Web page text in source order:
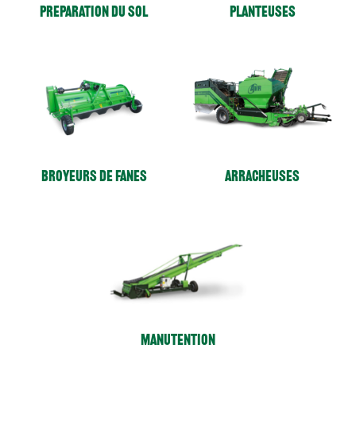
Preparation du sol Planteuses
Broyeurs de fanes Arracheuses
Manutention